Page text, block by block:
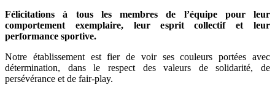
Félicitations à tous les membres de l’équipe pour leur
comportement exemplaire, leur esprit collectif et leur
performance sportive.
Notre établissement est fier de voir ses couleurs portées avec
détermination, dans le respect des valeurs de solidarité, de
persévérance et de fair-play.